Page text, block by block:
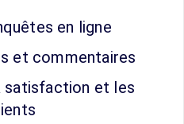
en ligne
et commentaires
satisfaction et les